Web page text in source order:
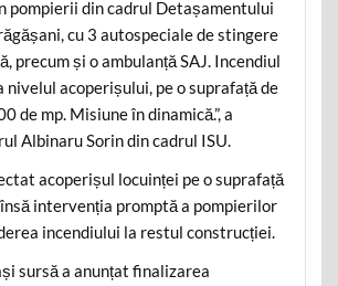
pompierii din cadrul Detașamentului
cu 3 autospeciale de stingere
precum și o ambulanță SAJ. Incendiul
nivelul acoperișului, pe o suprafață de
de mp. Misiune în dinamică.”, a
Albinaru Sorin din cadrul ISU.
acoperișul locuinței pe o suprafață
intervenția promptă a pompierilor
incendiului la restul construcției.
sursă a anunțat finalizarea